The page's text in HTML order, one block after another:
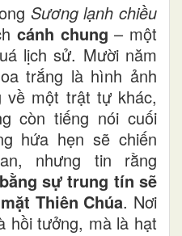
Sương lạnh chiều
cánh chung – một
lịch sử. Mười năm
trắng là hình ảnh
về một trật tự khác,
còn tiếng nói cuối
hứa hẹn sẽ chiến
nhưng tin rằng
sự trung tín sẽ
Thiên Chúa. Nơi
hồi tưởng, mà là hạt